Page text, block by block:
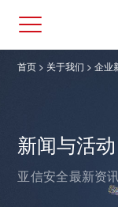
首页 > 关于我们 >企业
新闻与活动
亚信安全最新资